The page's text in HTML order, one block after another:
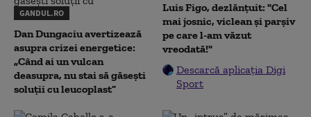
GANDUL.RO
Dan Dungaciu avertizează
asupra crizei energetice:
„Când ai un vulcan
deasupra, nu stai să găsești
soluții cu leucoplast”
Luis Figo, dezlănțuit: "Cel
mai josnic, viclean și parșiv
pe care l-am văzut
vreodată!"
Descarcă aplicația Digi
Sport